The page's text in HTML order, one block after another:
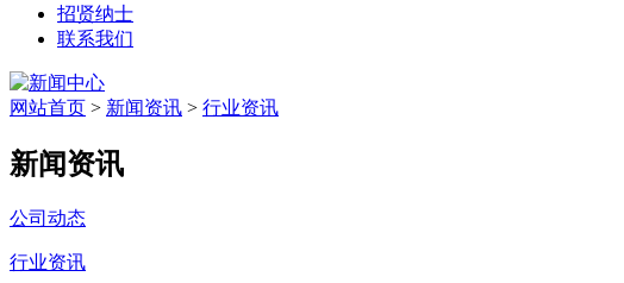
招贤纳士
联系我们
网站首页 > 新闻资讯 > 行业资讯
新闻资讯
公司动态
行业资讯